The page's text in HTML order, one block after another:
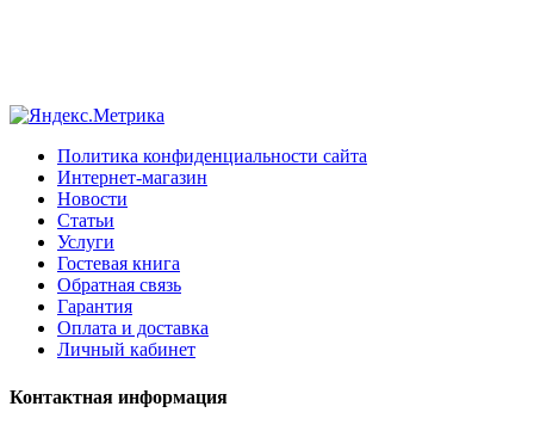
Политика конфиденциальности сайта
Интернет-магазин
Новости
Статьи
Услуги
Гостевая книга
Обратная связь
Гарантия
Оплата и доставка
Личный кабинет
Контактная информация